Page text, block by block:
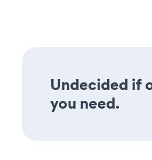
Undecided if
you need.